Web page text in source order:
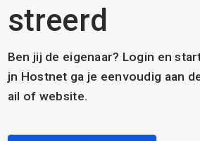
streerd
Ben jij de eigenaar? Login en
jn Hostnet ga je eenvoudig aan
ail of website.